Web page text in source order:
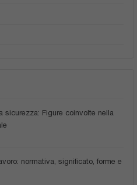
sicurezza: Figure coinvolte nella
normativa, significato, forme e